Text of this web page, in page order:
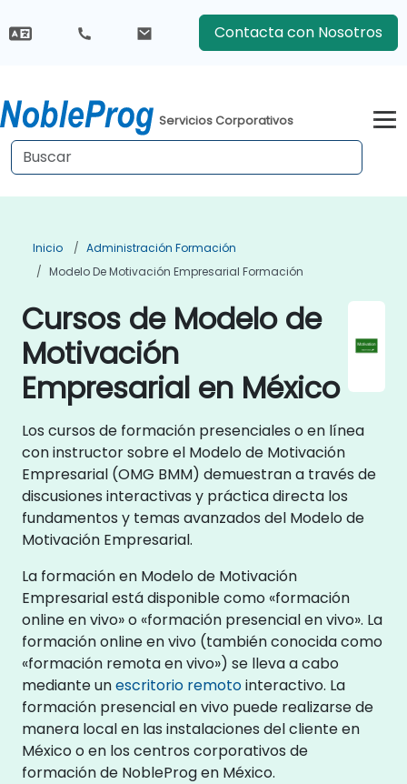
Contacta con Nosotros
Servicios Corporativos
Inicio
Administración Formación
Modelo De Motivación Empresarial Formación
Cursos de Modelo de
Motivación
Empresarial en México
Los cursos de formación presenciales o en línea
con instructor sobre el Modelo de Motivación
Empresarial (OMG BMM) demuestran a través de
discusiones interactivas y práctica directa los
fundamentos y temas avanzados del Modelo de
Motivación Empresarial.
La formación en Modelo de Motivación
Empresarial está disponible como «formación
online en vivo» o «formación presencial en vivo». La
formación online en vivo (también conocida como
«formación remota en vivo») se lleva a cabo
mediante unescritorio remotointeractivo. La
formación presencial en vivo puede realizarse de
manera local en las instalaciones del cliente en
México o en los centros corporativos de
formación de NobleProg en México.